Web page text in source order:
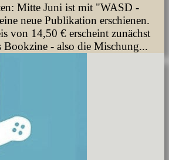
Mitte Juni ist mit "WASD -
neue Publikation erschienen.
von 14,50 € erscheint zunächst
Bookzine - also die Mischung...